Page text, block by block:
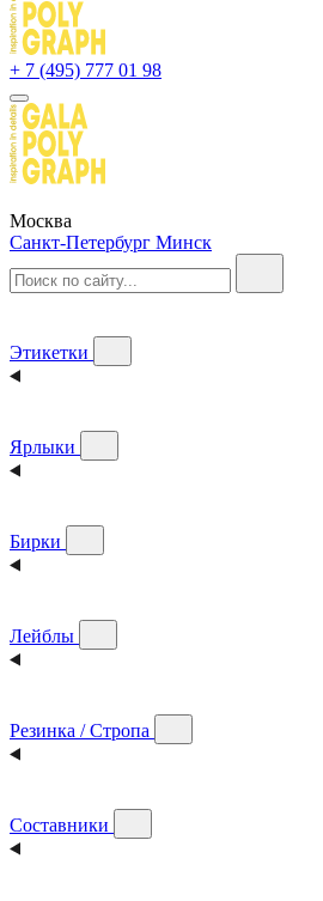
+ 7 (495) 777 01 98
Москва
Санкт-Петербург Минск
Этикетки
Ярлыки
Бирки
Лейблы
Резинка / Стропа
Составники